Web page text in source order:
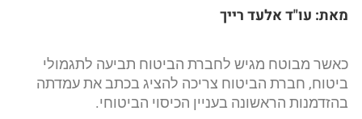
מאת: עו"ד אלעד רייך​
כאשר מבוטח מגיש לחברת הביטוח תביעה לתגמולי
ביטוח, חברת הביטוח צריכה להציג בכתב את עמדתה
בהזדמנות הראשונה בעניין הכיסוי הביטוחי.